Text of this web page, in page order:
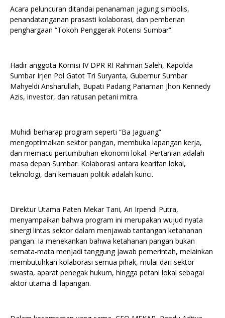
Acara peluncuran ditandai penanaman jagung simbolis,
penandatanganan prasasti kolaborasi, dan pemberian
penghargaan “Tokoh Penggerak Potensi Sumbar”.
Hadir anggota Komisi IV DPR RI Rahman Saleh, Kapolda
Sumbar Irjen Pol Gatot Tri Suryanta, Gubernur Sumbar
Mahyeldi Ansharullah, Bupati Padang Pariaman Jhon Kennedy
Azis, investor, dan ratusan petani mitra.
Muhidi berharap program seperti “Ba Jaguang”
mengoptimalkan sektor pangan, membuka lapangan kerja,
dan memacu pertumbuhan ekonomi lokal. Pertanian adalah
masa depan Sumbar. Kolaborasi antara kearifan lokal,
teknologi, dan kemauan politik adalah kunci.
Direktur Utama Paten Mekar Tani, Ari Irpendi Putra,
menyampaikan bahwa program ini merupakan wujud nyata
sinergi lintas sektor dalam menjawab tantangan ketahanan
pangan. Ia menekankan bahwa ketahanan pangan bukan
semata-mata menjadi tanggung jawab pemerintah, melainkan
membutuhkan kolaborasi semua pihak, mulai dari sektor
swasta, aparat penegak hukum, hingga petani lokal sebagai
aktor utama di lapangan.